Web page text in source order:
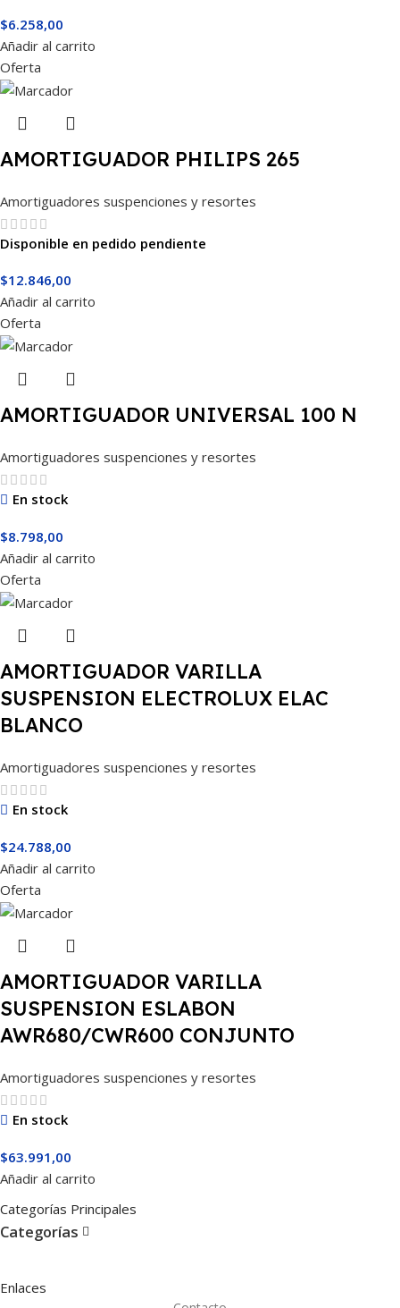
$6.258,00
Añadir al carrito
Oferta
AMORTIGUADOR PHILIPS 265
Amortiguadores suspenciones y resortes
Disponible en pedido pendiente
$12.846,00
Añadir al carrito
Oferta
AMORTIGUADOR UNIVERSAL 100 N
Amortiguadores suspenciones y resortes
En stock
$8.798,00
Añadir al carrito
Oferta
AMORTIGUADOR VARILLA
SUSPENSION ELECTROLUX ELAC
BLANCO
Amortiguadores suspenciones y resortes
En stock
$24.788,00
Añadir al carrito
Oferta
AMORTIGUADOR VARILLA
SUSPENSION ESLABON
AWR680/CWR600 CONJUNTO
Amortiguadores suspenciones y resortes
En stock
$63.991,00
Añadir al carrito
Categorías Principales
Categorías
Enlaces